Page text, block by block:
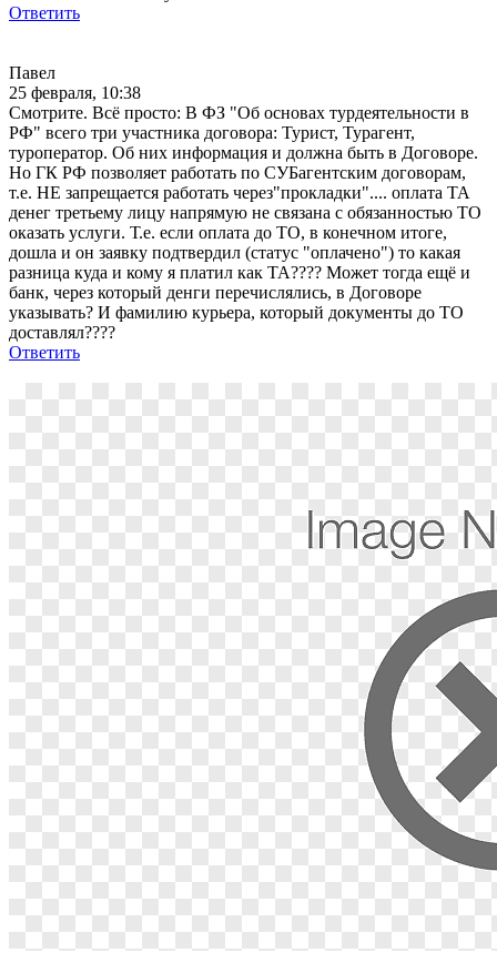
Ответить
Павел
25 февраля, 10:38
Смотрите. Всё просто: В ФЗ "Об основах турдеятельности в
РФ" всего три участника договора: Турист, Турагент,
туроператор. Об них информация и должна быть в Договоре.
Но ГК РФ позволяет работать по СУБагентским договорам,
т.е. НЕ запрещается работать через"прокладки".... оплата ТА
денег третьему лицу напрямую не связана с обязанностью ТО
оказать услуги. Т.е. если оплата до ТО, в конечном итоге,
дошла и он заявку подтвердил (статус "оплачено") то какая
разница куда и кому я платил как ТА???? Может тогда ещё и
банк, через который денги перечислялись, в Договоре
указывать? И фамилию курьера, который документы до ТО
доставлял????
Ответить